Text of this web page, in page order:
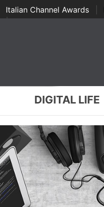
Italian Channel Awards
| ...
DIGITAL LIFE